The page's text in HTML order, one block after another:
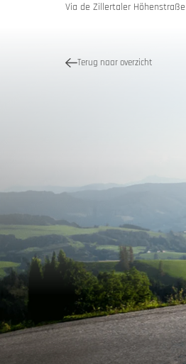
Via de Zillertaler
Terug naar overzicht